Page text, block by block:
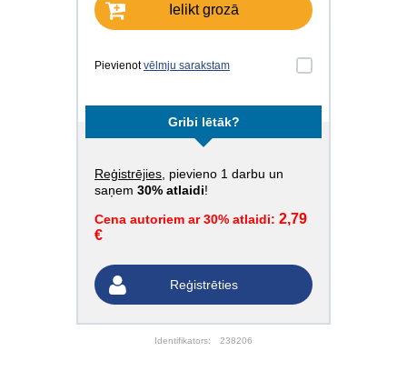
Ielikt grozā
Pievienotvēlmju sarakstam
Gribi lētāk?
Reģistrējies , pievieno 1 darbu un
saņem 30% atlaidi!
Cena autoriem ar 30% atlaidi: 2,79
€
Reģistrēties
Identifikators: 238206